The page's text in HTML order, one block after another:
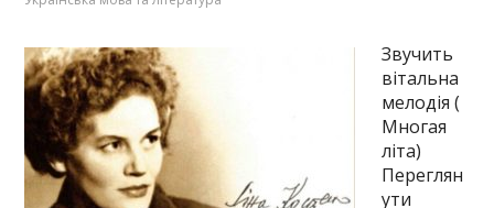
Звучить
вітальна
мелодія (
Многая
літа)
Переглян
ути